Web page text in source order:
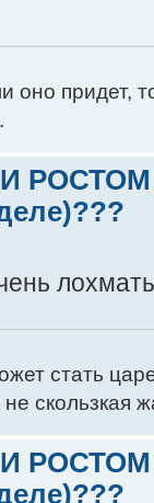
оно придет,
стать
скользкая